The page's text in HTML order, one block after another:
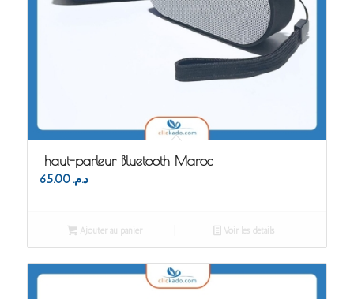
haut-parleur Bluetooth Maroc
د.م. 65.00
Ajouter au panier Voir les détails